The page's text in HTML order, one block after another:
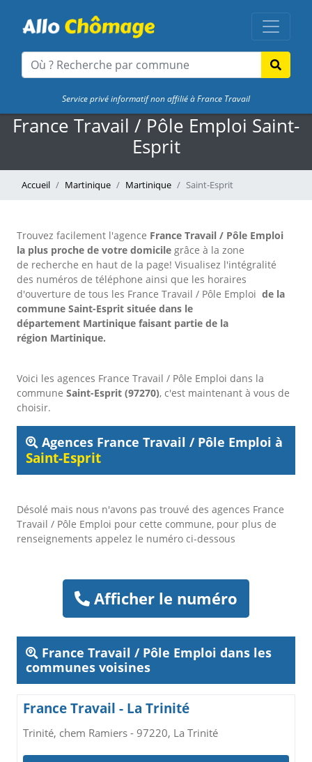
Service privé informatif non affilié à France Travail
France Travail / Pôle Emploi Saint-
Esprit
Accueil Martinique Martinique Saint-Esprit
Trouvez facilement l'agence France Travail / Pôle Emploi
la plus proche de votre domicile grâce à la zone
de recherche en haut de la page! Visualisez l'intégralité
des numéros de téléphone ainsi que les horaires
d'ouverture de tous les France Travail / Pôle Emploi de la
commune Saint-Esprit située dans le
département Martinique faisant partie de la
région Martinique.
Voici les agences France Travail / Pôle Emploi dans la
commune Saint-Esprit (97270), c'est maintenant à vous de
choisir.
Agences France Travail / Pôle Emploi à
Saint-Esprit
Désolé mais nous n'avons pas trouvé des agences France
Travail / Pôle Emploi pour cette commune, pour plus de
renseignements appelez le numéro ci-dessous
Afficher le numéro
France Travail / Pôle Emploi dans les
communes voisines
France Travail - La Trinité
Trinité, chem Ramiers - 97220, La Trinité